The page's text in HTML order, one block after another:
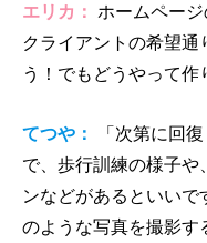
エリカ：
ホームペー
クライアントの希望通
う！でもどうやって作
てつや：
「次第に回
で、歩行訓練の様子や
ンなどがあるといい
のような写真を撮影す